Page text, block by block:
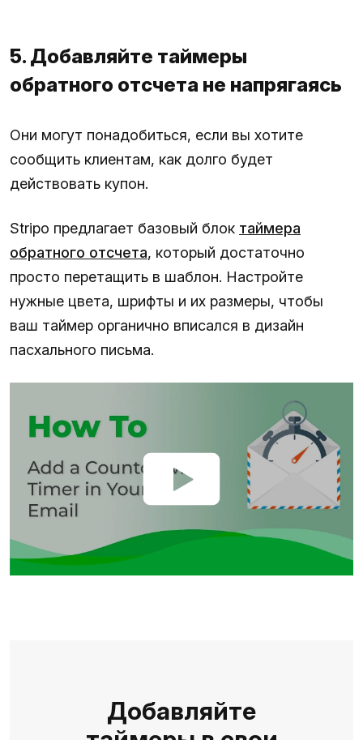
5. Добавляйте таймеры
обратного отсчета не напрягаясь
Они могут понадобиться, если вы хотите
сообщить клиентам, как долго будет
действовать купон.
Stripo предлагает базовый блок таймера
обратного отсчета, который достаточно
просто перетащить в шаблон. Настройте
нужные цвета, шрифты и их размеры, чтобы
ваш таймер органично вписался в дизайн
пасхального письма.
Добавляйте